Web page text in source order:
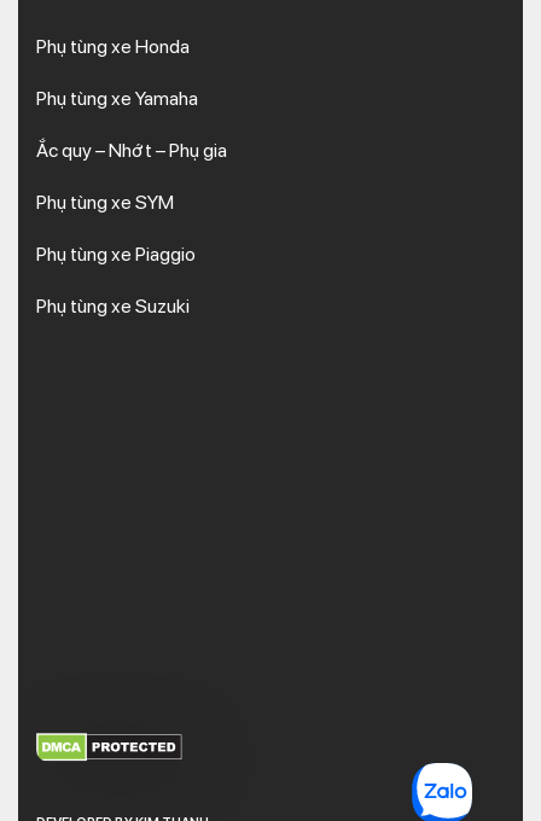
Phụ tùng xe Honda
Phụ tùng xe Yamaha
Ắc quy – Nhớt – Phụ gia
Phụ tùng xe SYM
Phụ tùng xe Piaggio
Phụ tùng xe Suzuki
XEM THÊM